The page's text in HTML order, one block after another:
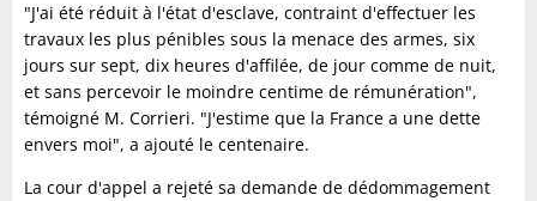
"J'ai été réduit à l'état d'esclave, contraint d'effectuer les
travaux les plus pénibles sous la menace des armes, six
jours sur sept, dix heures d'affilée, de jour comme de nuit,
et sans percevoir le moindre centime de rémunération",
témoigné M. Corrieri. "J'estime que la France a une dette
envers moi", a ajouté le centenaire.
La cour d'appel a rejeté sa demande de dédommagement